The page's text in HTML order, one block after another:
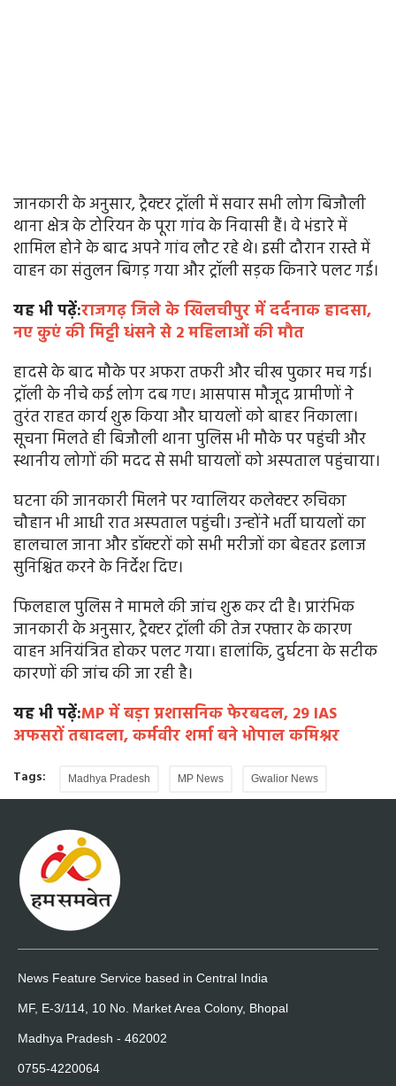
जानकारी के अनुसार, ट्रैक्टर ट्रॉली में सवार सभी लोग बिजौली
थाना क्षेत्र के टोरियन के पूरा गांव के निवासी हैं। वे भंडारे में
शामिल होने के बाद अपने गांव लौट रहे थे। इसी दौरान रास्ते में
वाहन का संतुलन बिगड़ गया और ट्रॉली सड़क किनारे पलट गई।
यह भी पढ़ें:राजगढ़ जिले के खिलचीपुर में दर्दनाक हादसा,
नए कुएं की मिट्टी धंसने से 2 महिलाओं की मौत
हादसे के बाद मौके पर अफरा तफरी और चीख पुकार मच गई।
ट्रॉली के नीचे कई लोग दब गए। आसपास मौजूद ग्रामीणों ने
तुरंत राहत कार्य शुरू किया और घायलों को बाहर निकाला।
सूचना मिलते ही बिजौली थाना पुलिस भी मौके पर पहुंची और
स्थानीय लोगों की मदद से सभी घायलों को अस्पताल पहुंचाया।
घटना की जानकारी मिलने पर ग्वालियर कलेक्टर रुचिका
चौहान भी आधी रात अस्पताल पहुंची। उन्होंने भर्ती घायलों का
हालचाल जाना और डॉक्टरों को सभी मरीजों का बेहतर इलाज
सुनिश्चित करने के निर्देश दिए।
फिलहाल पुलिस ने मामले की जांच शुरू कर दी है। प्रारंभिक
जानकारी के अनुसार, ट्रैक्टर ट्रॉली की तेज रफ्तार के कारण
वाहन अनियंत्रित होकर पलट गया। हालांकि, दुर्घटना के सटीक
कारणों की जांच की जा रही है।
यह भी पढ़ें:MP में बड़ा प्रशासनिक फेरबदल, 29 IAS
अफसरों तबादला, कर्मवीर शर्मा बने भोपाल कमिश्नर
Tags: Madhya Pradesh MP News Gwalior News
News Feature Service based in Central India
MF, E-3/114, 10 No. Market Area Colony, Bhopal
Madhya Pradesh - 462002
0755-4220064